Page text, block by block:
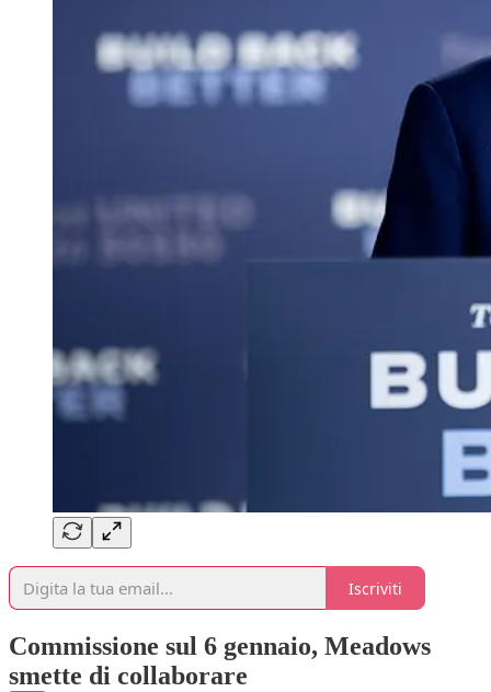
Iscriviti
Commissione sul 6 gennaio, Meadows
smette di collaborare